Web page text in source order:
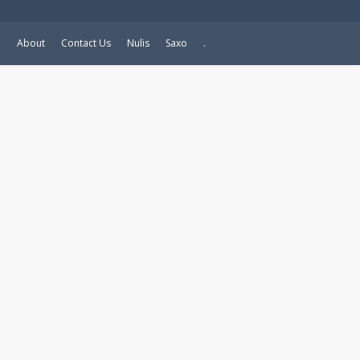
About Contact Us Nulis Saxo .